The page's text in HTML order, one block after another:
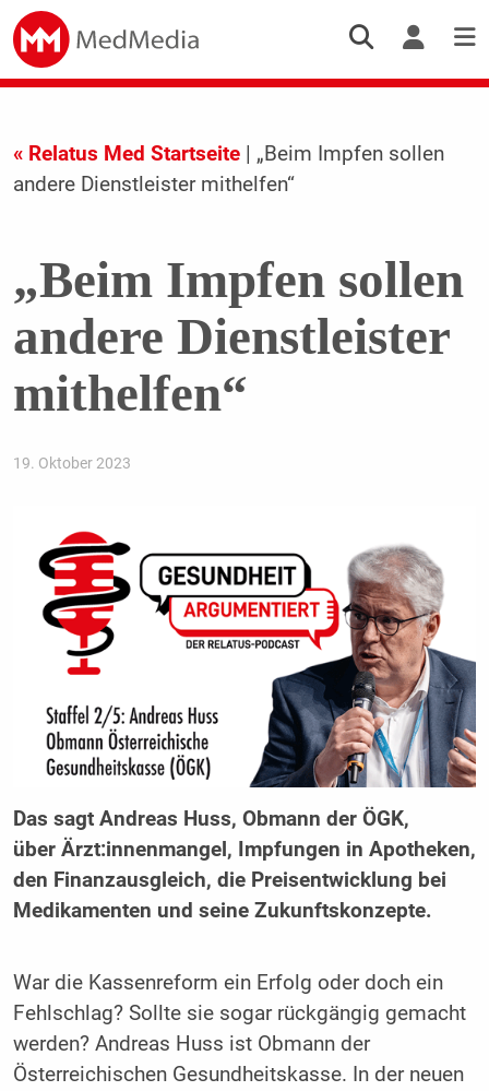
« Relatus Med Startseite| „Beim Impfen sollen
andere Dienstleister mithelfen“
„Beim Impfen sollen
andere Dienstleister
mithelfen“
19. Oktober 2023
Das sagt Andreas Huss, Obmann der ÖGK,
über Ärzt:innenmangel, Impfungen in Apotheken,
den Finanzausgleich, die Preisentwicklung bei
Medikamenten und seine Zukunftskonzepte.
War die Kassenreform ein Erfolg oder doch ein
Fehlschlag? Sollte sie sogar rückgängig gemacht
werden? Andreas Huss ist Obmann der
Österreichischen Gesundheitskasse. In der neuen